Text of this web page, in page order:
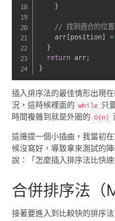
}
// 找到適合的位置
    arr
[position] =
}
return arr;
}
插入排序法的最佳情形出現
況，這時候裡面的 while 只
時間複雜到就是外圈的 O(n)
這邊提一個小插曲，我當初
候沒寫好，導致拿來測試的
說：「怎麼插入排序法比快
合併排序法（
接著要進入到比較快的排序